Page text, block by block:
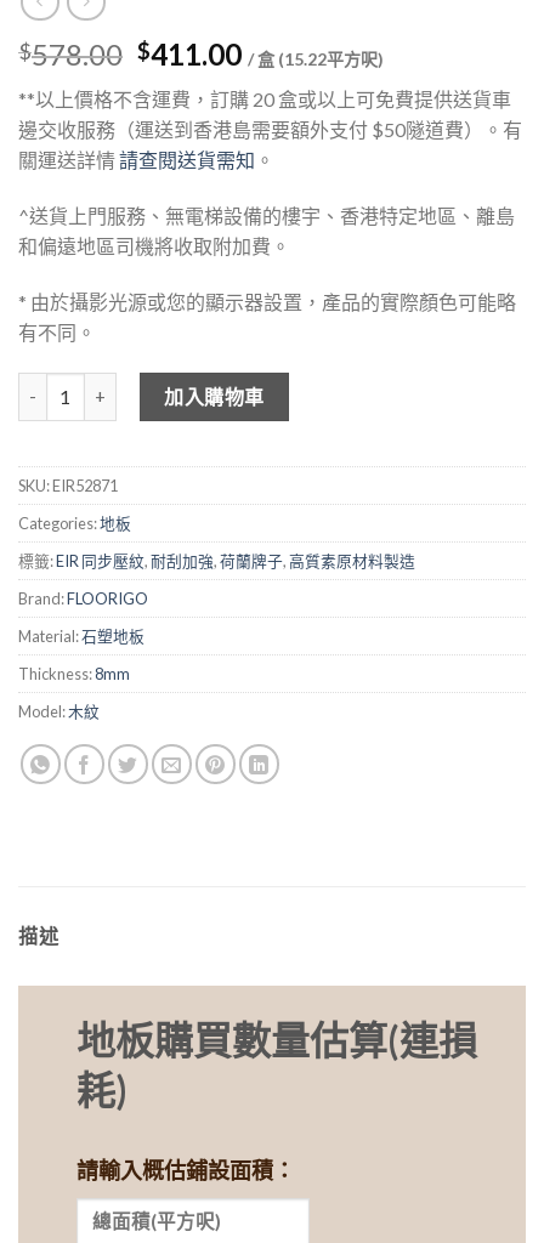
$578.00 Original
price
was:
$578.00.
$411.00Current
price
is:
$411.00.
/ 盒 (15.22平方呎)
**以上價格不含運費，訂購 20 盒或以上可免費提供送貨車
邊交收服務（運送到香港島需要額外支付 $50隧道費）。有
關運送詳情請查閱送貨需知 。
^送貨上門服務、無電梯設備的樓宇、香港特定地區、離島
和偏遠地區司機將收取附加費。
* 由於攝影光源或您的顯示器設置，產品的實際顏色可能略
有不同。
FLOORIGO 木紋石塑地板 - EIR52871 霞光 數量
加入購物車
SKU:EIR52871
Categories:地板
標籤:EIR 同步壓紋,耐刮加強,荷蘭牌子,高質素原材料製造
Brand:FLOORIGO
Material:石塑地板
Thickness:8mm
Model:木紋
描述
地板購買數量估算(連損
耗)
請輸入概估鋪設面積：